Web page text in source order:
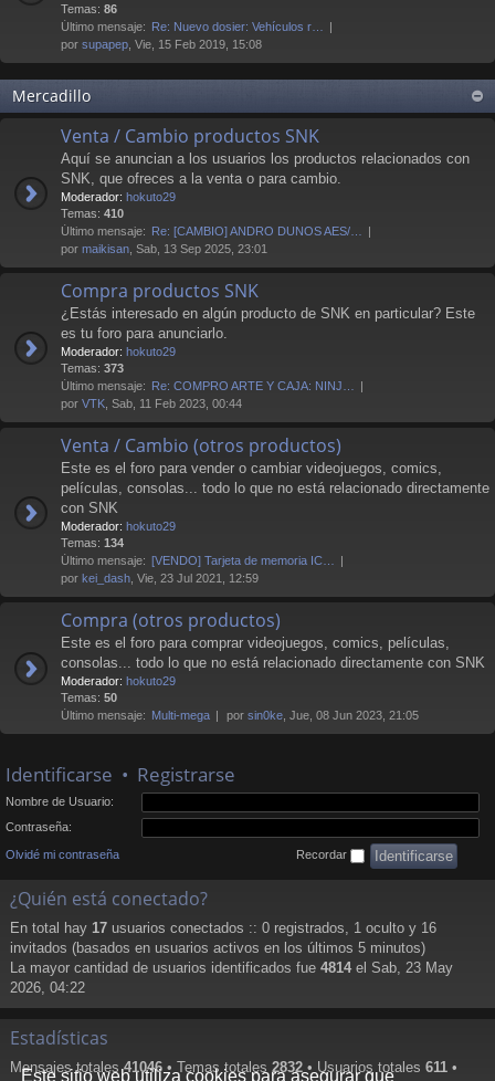
Este sitio web utiliza cookies para asegurar que
Temas: 86
Último mensaje: Re: Nuevo dosier: Vehículos r…
por supapep , Vie, 15 Feb 2019, 15:08
Mercadillo
Venta / Cambio productos SNK
Aquí se anuncian a los usuarios los productos relacionados con
SNK, que ofreces a la venta o para cambio.
Moderador: hokuto29
Temas: 410
Último mensaje: Re: [CAMBIO] ANDRO DUNOS AES/…
por maikisan , Sab, 13 Sep 2025, 23:01
Compra productos SNK
¿Estás interesado en algún producto de SNK en particular? Este
es tu foro para anunciarlo.
Moderador: hokuto29
Temas: 373
Último mensaje: Re: COMPRO ARTE Y CAJA: NINJ…
por VTK , Sab, 11 Feb 2023, 00:44
Venta / Cambio (otros productos)
Este es el foro para vender o cambiar videojuegos, comics,
películas, consolas... todo lo que no está relacionado directamente
con SNK
Moderador: hokuto29
Temas: 134
Último mensaje: [VENDO] Tarjeta de memoria IC…
por kei_dash , Vie, 23 Jul 2021, 12:59
Compra (otros productos)
Este es el foro para comprar videojuegos, comics, películas,
consolas... todo lo que no está relacionado directamente con SNK
Moderador: hokuto29
Temas: 50
Último mensaje: Multi-mega por sin0ke , Jue, 08 Jun 2023, 21:05
Identificarse • Registrarse
Nombre de Usuario:
Contraseña:
Olvidé mi contraseña Recordar
¿Quién está conectado?
En total hay 17 usuarios conectados :: 0 registrados, 1 oculto y 16
invitados (basados en usuarios activos en los últimos 5 minutos)
La mayor cantidad de usuarios identificados fue 4814 el Sab, 23 May
2026, 04:22
Estadísticas
Mensajes totales41046 • Temas totales 2832 • Usuarios totales 611 •